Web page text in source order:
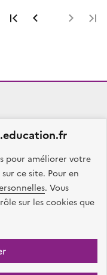
pour améliorer votre
ce site. Pour en
. Vous
sur les cookies que
Première page
Page